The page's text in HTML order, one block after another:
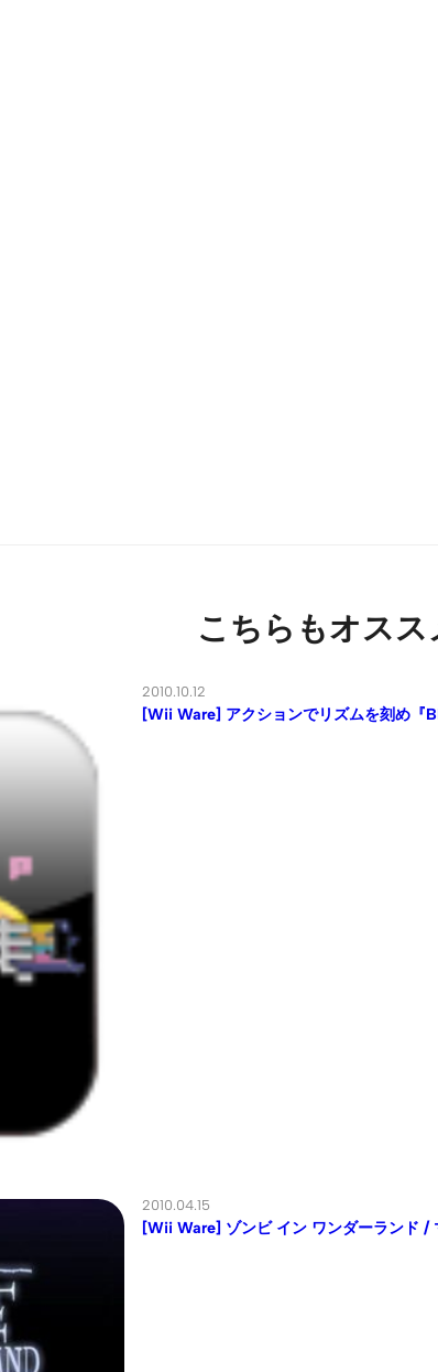
こちらもオスス
2010.10.12
[Wii Ware] アクションでリズムを刻め『
2010.04.15
[Wii Ware] ゾンビ イン ワンダーランド /